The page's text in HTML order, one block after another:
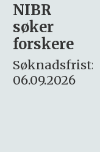
Rektor
Søknadsfrist:
15.09.2026